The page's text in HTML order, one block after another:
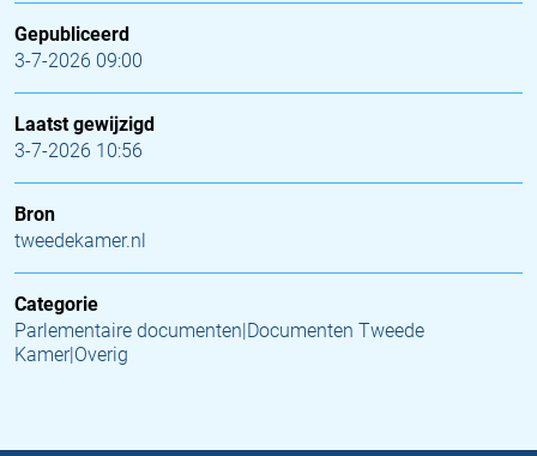
Gepubliceerd
3-7-2026 09:00
Laatst gewijzigd
3-7-2026 10:56
Bron
tweedekamer.nl
Categorie
Parlementaire documenten|Documenten Tweede
Kamer|Overig